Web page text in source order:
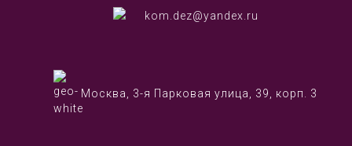
kom.dez@yandex.ru
Москва, 3-я Парковая улица, 39, корп. 3